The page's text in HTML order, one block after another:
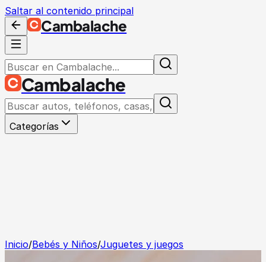
Saltar al contenido principal
Cambalache
Cambalache
Categorías
Inicio/Bebés y Niños/Juguetes y juegos